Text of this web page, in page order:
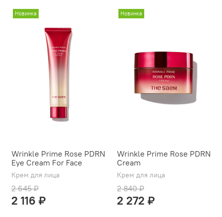
Новинка
Wrinkle Prime Rose PDRN
Eye Cream For Face
Крем для лица
2 645 ₽
2 116 ₽
Новинка
Wrinkle Prime Rose PDRN
Cream
Крем для лица
2 840 ₽
2 272 ₽